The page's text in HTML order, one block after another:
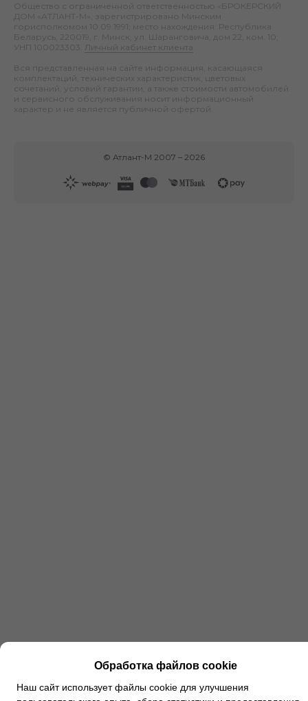
Общество с ограниченной ответственностью «БРОКЕРСКИЙ
ДОМ «АТЛАНТ-М», зарегистрировано Минским
горисполкомом 10.09.1991; место нахождения: Республика
Беларусь, 220019, г. Минск, ул. Шаранговича, дом 22, ком. 10;
УНП 100023303.
Личный кабинет клиента
Вся представленная на сайте информация, касающаяся
комплектаций, технических характеристик, цветовых
сочетаний, условий гарантии, а также стоимости автомобилей
и сервисного обслуживания носит информационный
характер и не является публичной офертой.
© Атлант-М 2007 – 2026
Обработка файлов cookie
Наш сайт использует файлы cookie для улучшения